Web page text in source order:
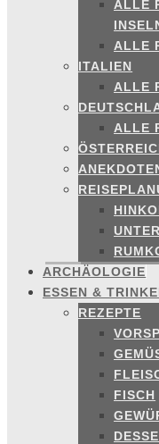
ALLE
ALLE
ITALIEN
ALLE
ALLE
ARCHÄOLOGIE
ESSEN &
REZEPTE
FISCH